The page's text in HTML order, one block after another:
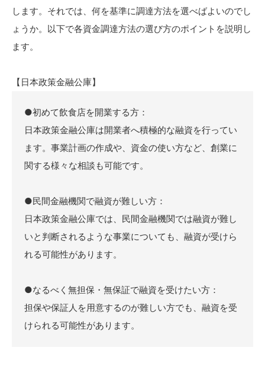
します。それでは、何を基準に調達方法を選べばよいのでし
ょうか。以下で各資金調達方法の選び方のポイントを説明し
ます。
【日本政策金融公庫】
●初めて飲食店を開業する方：
日本政策金融公庫は開業者へ積極的な融資を行ってい
ます。事業計画の作成や、資金の使い方など、創業に
関する様々な相談も可能です。
●民間金融機関で融資が難しい方：
日本政策金融公庫では、民間金融機関では融資が難し
いと判断されるような事業についても、融資が受けら
れる可能性があります。
●なるべく無担保・無保証で融資を受けたい方：
担保や保証人を用意するのが難しい方でも、融資を受
けられる可能性があります。